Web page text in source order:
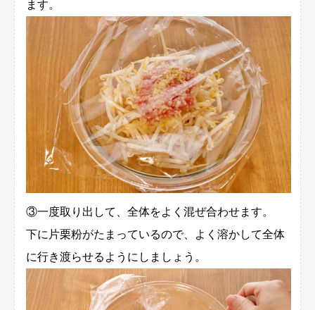
ます。
③一度取り出して、全体をよく混ぜ合わせます。
下に片栗粉がたまっているので、よく溶かして全体
に行き渡らせるようにしましょう。